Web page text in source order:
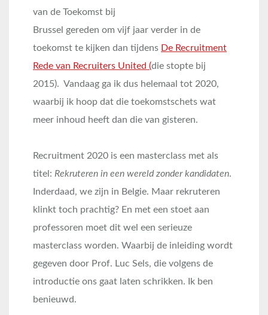
van de Toekomst bij
Brussel gereden om vijf jaar verder in de
toekomst te kijken dan tijdens De Recruitment
Rede van Recruiters United (die stopte bij
2015). Vandaag ga ik dus helemaal tot 2020,
waarbij ik hoop dat die toekomstschets wat
meer inhoud heeft dan die van gisteren.
Recruitment 2020 is een masterclass met als
titel: Rekruteren in een wereld zonder kandidaten.
Inderdaad, we zijn in Belgie. Maar rekruteren
klinkt toch prachtig? En met een stoet aan
professoren moet dit wel een serieuze
masterclass worden. Waarbij de inleiding wordt
gegeven door Prof. Luc Sels, die volgens de
introductie ons gaat laten schrikken. Ik ben
benieuwd.